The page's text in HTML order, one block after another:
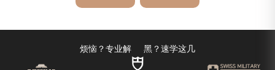
烦恼？专业解 黑？速学这几